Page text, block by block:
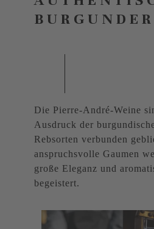
Die Pierre-André-Weine
Ausdruck der
Rebsorten verbunden
anspruchsvolle Gaumen
große Eleganz und
begeistert.